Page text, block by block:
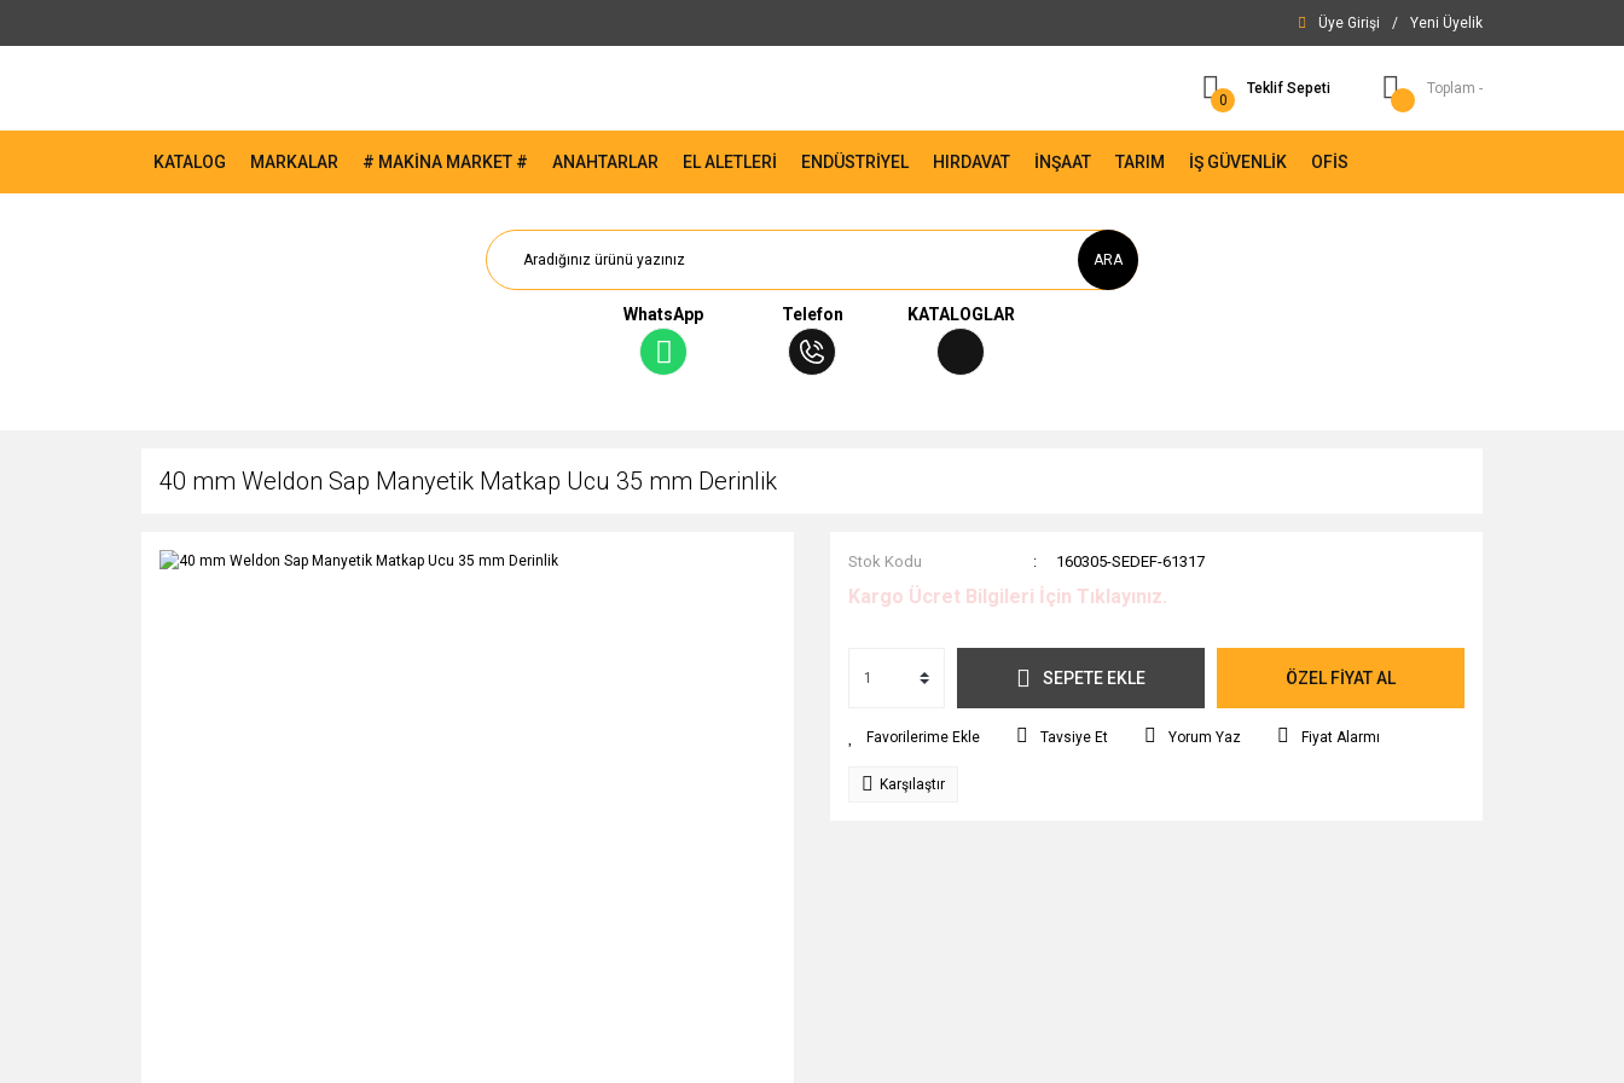
Üye Girişi / Yeni Üyelik
0
Teklif Sepeti Toplam -
KATALOG MARKALAR # MAKİNA MARKET # ANAHTARLAR EL ALETLERİ ENDÜSTRİYEL HIRDAVAT İNŞAAT TARIM İŞ GÜVENLİK OFİS
ARA
WhatsApp Telefon KATALOGLAR
40 mm Weldon Sap Manyetik Matkap Ucu 35 mm Derinlik
Stok Kodu 160305-SEDEF-61317
Kargo Ücret Bilgileri İçin Tıklayınız.
SEPETE EKLE ÖZEL FİYAT AL
Tavsiye Et Yorum Yaz Fiyat Alarmı
Karşılaştır